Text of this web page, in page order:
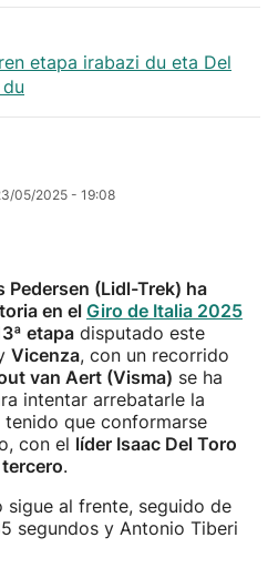
etapa irabazi du eta Del
05/2025 - 19:08
Pedersen (Lidl-Trek) ha
en el Giro de Italia 2025
etapa disputado este
Vicenza, con un recorrido
van Aert (Visma) se ha
intentar arrebatarle la
que conformarse
con el líder Isaac Del Toro
.
sigue al frente, seguido de
segundos y Antonio Tiberi